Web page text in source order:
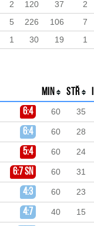
2 120 37 2
5 226 106 7
1 30 19 1
Min Stř
6:4 60 35
6:4 60 28
5:4 60 24
6:7 sn 60 31
4:3 60 23
4:7 40 15